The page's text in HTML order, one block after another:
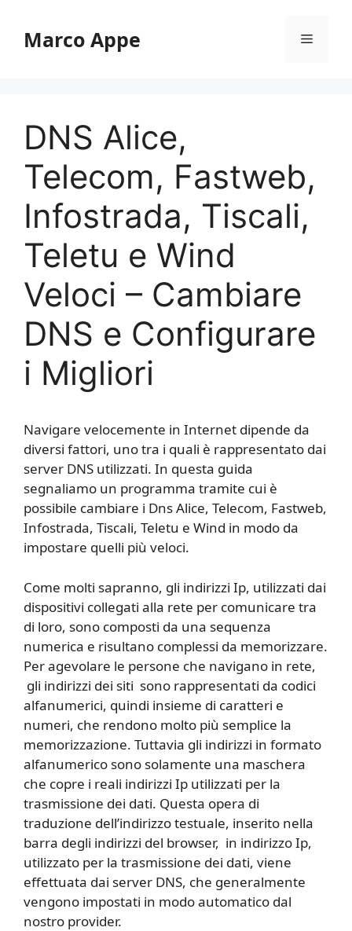
contenuto
Marco Appe Menu
DNS Alice,
Telecom, Fastweb,
Infostrada, Tiscali,
Teletu e Wind
Veloci – Cambiare
DNS e Configurare
i Migliori
Navigare velocemente in Internet dipende da
diversi fattori, uno tra i quali è rappresentato dai
server DNS utilizzati. In questa guida
segnaliamo un programma tramite cui è
possibile cambiare i Dns Alice, Telecom, Fastweb,
Infostrada, Tiscali, Teletu e Wind in modo da
impostare quelli più veloci.
Come molti sapranno, gli indirizzi Ip, utilizzati dai
dispositivi collegati alla rete per comunicare tra
di loro, sono composti da una sequenza
numerica e risultano complessi da memorizzare.
Per agevolare le persone che navigano in rete,
gli indirizzi dei siti sono rappresentati da codici
alfanumerici, quindi insieme di caratteri e
numeri, che rendono molto più semplice la
memorizzazione. Tuttavia gli indirizzi in formato
alfanumerico sono solamente una maschera
che copre i reali indirizzi Ip utilizzati per la
trasmissione dei dati. Questa opera di
traduzione dell’indirizzo testuale, inserito nella
barra degli indirizzi del browser, in indirizzo Ip,
utilizzato per la trasmissione dei dati, viene
effettuata dai server DNS, che generalmente
vengono impostati in modo automatico dal
nostro provider.